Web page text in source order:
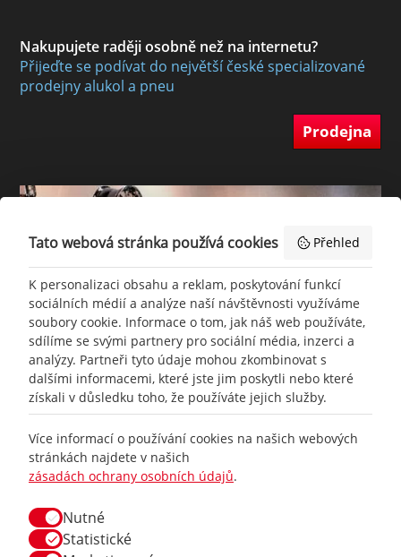
Nakupujete raději osobně než na internetu?
Přijeďte se podívat do největší české specializované
prodejny alukol a pneu
Prodejna
+420777 465 460
info@racing-line.cz
Facebook
Tato webová stránka používá cookies Přehled
K personalizaci obsahu a reklam, poskytování funkcí
sociálních médií a analýze naší návštěvnosti využíváme
soubory cookie. Informace o tom, jak náš web používáte,
sdílíme se svými partnery pro sociální média, inzerci a
analýzy. Partneři tyto údaje mohou zkombinovat s
dalšími informacemi, které jste jim poskytli nebo které
získali v důsledku toho, že používáte jejich služby.
Více informací o používání cookies na našich webových
stránkách najdete v našich
zásadách ochrany osobních údajů.
Nutné
Statistické